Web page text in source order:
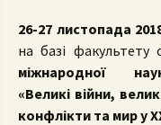
26-27 листопада
на базі факультету
міжнародної
«Великі війни,
конфлікти та мир у